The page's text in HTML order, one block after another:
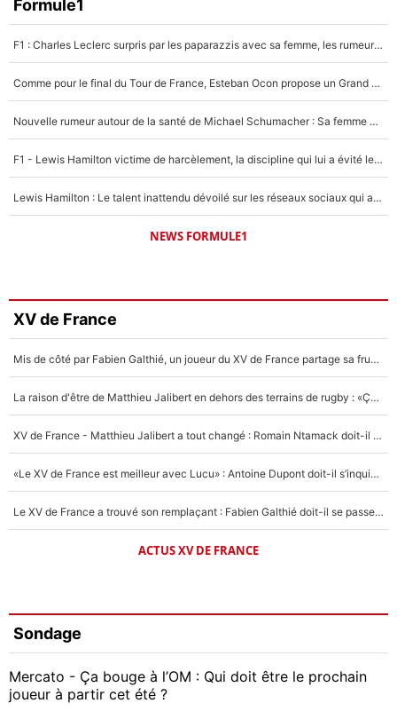
Formule1
F1 : Charles Leclerc surpris par les paparazzis avec sa femme, les rumeurs étaient vraies !
Comme pour le final du Tour de France, Esteban Ocon propose un Grand Prix de Formule 1 à Paris : «Autour de l’Arc de Triomphe, ce serait génial» !
Nouvelle rumeur autour de la santé de Michael Schumacher : Sa femme Corinna sort du silence
F1 - Lewis Hamilton victime de harcèlement, la discipline qui lui a évité le pire : «J'aurais probablement mal tourné»
Lewis Hamilton : Le talent inattendu dévoilé sur les réseaux sociaux qui a impressionné Kim Kardashian pendant leurs vacances en amoureux !
NEWS FORMULE1
XV de France
Mis de côté par Fabien Galthié, un joueur du XV de France partage sa frustration : «ils ne me l’ont pas dit tout de suite»
La raison d'être de Matthieu Jalibert en dehors des terrains de rugby : «Ça m'atteint autant que si tu touches à un membre de ma famille»
XV de France - Matthieu Jalibert a tout changé : Romain Ntamack doit-il s’inquiéter pour sa place à un an de la Coupe du monde ?
«Le XV de France est meilleur avec Lucu» : Antoine Dupont doit-il s’inquiéter pour sa place ?
Le XV de France a trouvé son remplaçant : Fabien Galthié doit-il se passer d'Antoine Dupont ?
ACTUS XV DE FRANCE
Sondage
Mercato - Ça bouge à l’OM : Qui doit être le prochain
joueur à partir cet été ?